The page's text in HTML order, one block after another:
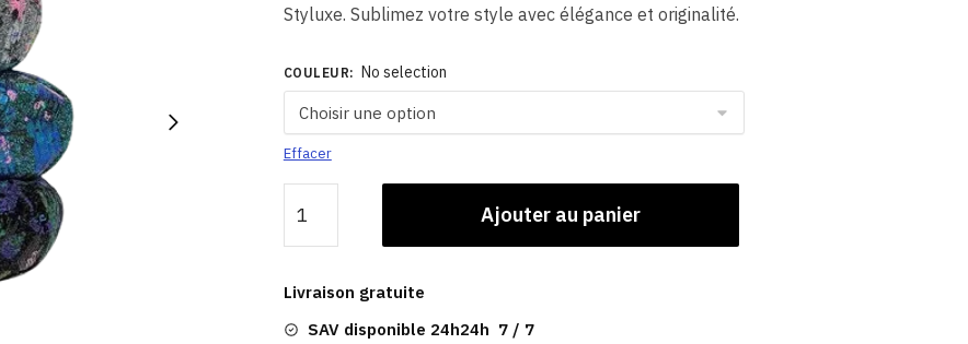
Styluxe. Sublimez votre style avec élégance et originalité.
COULEUR: No selection
Effacer
de
Béret
|
Femme
Ajouter au panier
Livraison gratuite
SAV disponible 24h24h 7 / 7